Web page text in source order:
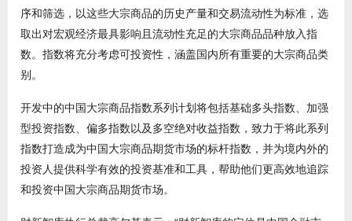
序和筛选，以这些大宗商品的历史产量和交易流动性为标准，选
取出对宏观经济最具影响且流动性充足的大宗商品品种放入指
数。指数将充分考虑可投资性，涵盖国内所有重要的大宗商品类
别。
开发中的中国大宗商品指数系列计划将包括基础多头指数、加强
型投资指数、偏多指数以及多空绝对收益指数，致力于将此系列
指数打造成为中国大宗商品期货市场的标杆指数，并为境内外的
投资人提供科学有效的投资基准和工具，帮助他们更高效地追踪
和投资中国大宗商品期货市场。